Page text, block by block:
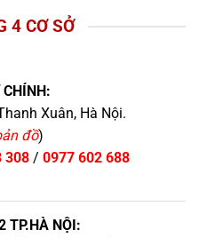
4 CƠ SỞ
CHÍNH:
Xuân, Hà Nội.
đồ)
308/ 0977 602 688
TP.HÀ NỘI: